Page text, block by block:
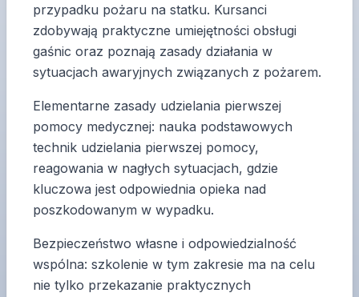
przypadku pożaru na statku. Kursanci
zdobywają praktyczne umiejętności obsługi
gaśnic oraz poznają zasady działania w
sytuacjach awaryjnych związanych z pożarem.
Elementarne zasady udzielania pierwszej
pomocy medycznej: nauka podstawowych
technik udzielania pierwszej pomocy,
reagowania w nagłych sytuacjach, gdzie
kluczowa jest odpowiednia opieka nad
poszkodowanym w wypadku.
Bezpieczeństwo własne i odpowiedzialność
wspólna: szkolenie w tym zakresie ma na celu
nie tylko przekazanie praktycznych